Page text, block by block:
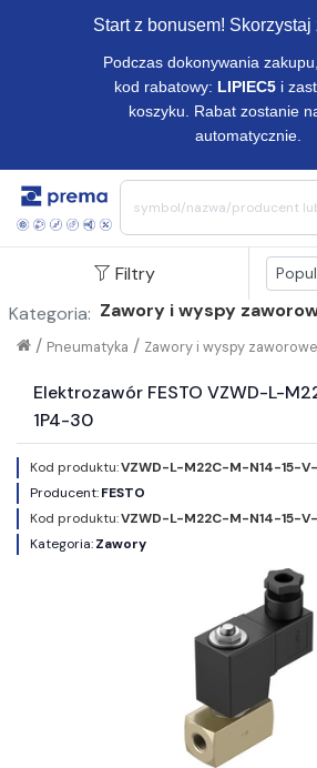
Start z bonusem! Skorzystaj
Podczas dokonywania
kod rabatowy: LIPIEC5 i
koszyku. Rabat zostanie
automatycznie.
Filtry
Kategoria: Zawory i wyspy
Zawory i wyspy zaworowe
/
Pneumatyka
/
Elektrozawór FESTO VZWD-L-
1P4-30
Kod produktu:VZWD-L-M22C-M-N14-15-
Producent:FESTO
Kod produktu:VZWD-L-M22C-M-N14-15-
Kategoria:Zawory